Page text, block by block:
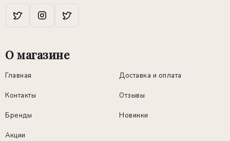
О магазине
Главная Доставка и оплата
Контакты Отзывы
Бренды Новинки
Акции